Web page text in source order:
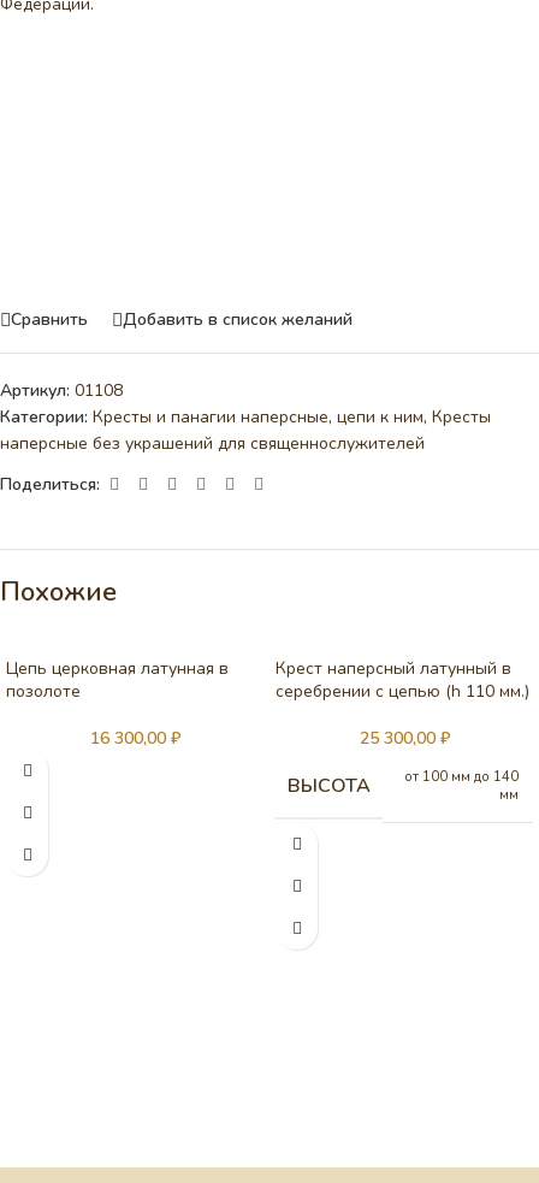
Сравнить Добавить в список желаний
Артикул: 01108
Категории: Кресты и панагии наперсные, цепи к ним, Кресты
наперсные без украшений для священнослужителей
Поделиться:
Похожие
Цепь церковная латунная в
позолоте
16 300,00 ₽
Крест наперсный латунный в
серебрении c цепью (h 110 мм.)
25 300,00 ₽
ВЫСОТА
от 100 мм до 140
мм